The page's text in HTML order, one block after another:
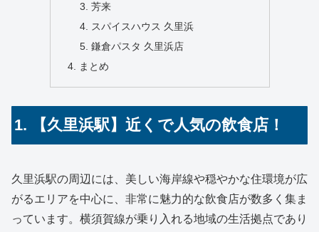
芳来
スパイスハウス 久里浜
鎌倉パスタ 久里浜店
まとめ
1. 【久里浜駅】近くで人気の飲食店！
久里浜駅の周辺には、美しい海岸線や穏やかな住環境が広
がるエリアを中心に、非常に魅力的な飲食店が数多く集ま
っています。横須賀線が乗り入れる地域の生活拠点であり